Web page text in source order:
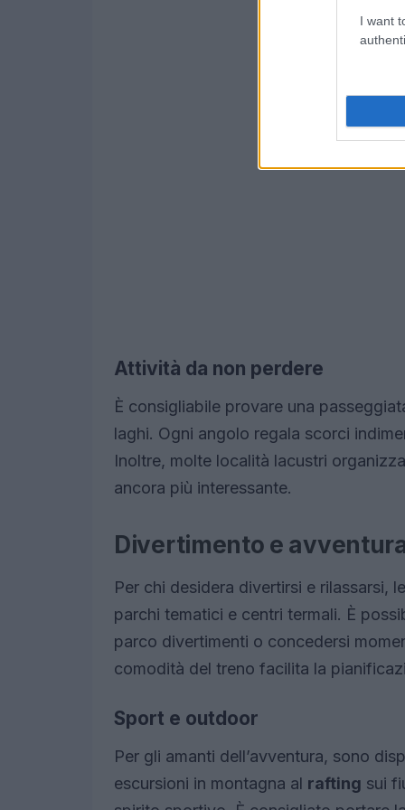
I want
Attività da non perdere
È consigliabile provare una
laghi. Ogni angolo regala scorci
Inoltre, molte località lacustri
ancora più interessante.
Divertimento e
Per chi desidera divertirsi e rilassarsi,
parchi tematici e centri termali. È
parco divertimenti o concedersi
comodità del treno facilita la
Sport e outdoor
Per gli amanti dell’avventura, sono
escursioni in montagna al rafting sui